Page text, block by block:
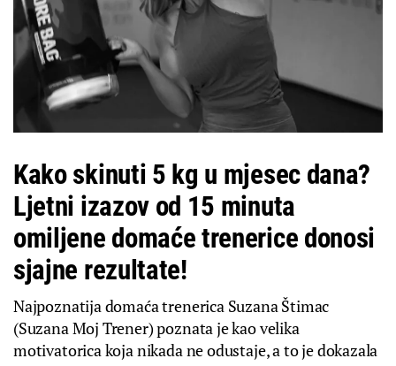
Kako skinuti 5 kg u mjesec dana?
Ljetni izazov od 15 minuta
omiljene domaće trenerice donosi
sjajne rezultate!
Najpoznatija domaća trenerica Suzana Štimac
(Suzana Moj Trener) poznata je kao velika
motivatorica koja nikada ne odustaje, a to je dokazala